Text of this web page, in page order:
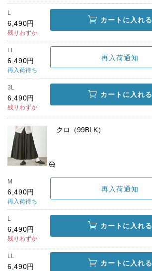
L
6,490円
残りわずか
カートに入れる
LL
6,490円
再入荷待ち
再入荷通知
3L
6,490円
残りわずか
カートに入れる
クロ（99BLK）
M
6,490円
再入荷待ち
再入荷通知
L
6,490円
残りわずか
カートに入れる
LL
6,490円 カートに入れる